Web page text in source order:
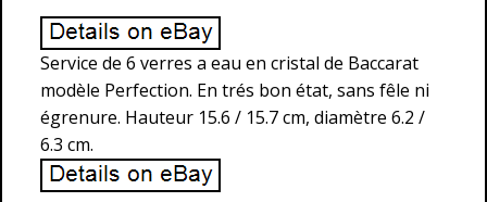
Service de 6 verres a eau en cristal de Baccarat
modèle Perfection. En trés bon état, sans fêle ni
égrenure. Hauteur 15.6 / 15.7 cm, diamètre 6.2 /
6.3 cm.